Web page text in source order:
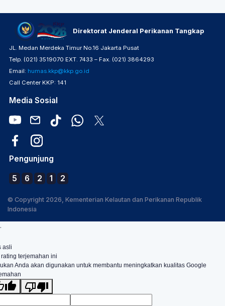
Direktorat Jenderal Perikanan Tangkap
JL. Medan Merdeka Timur No.16 Jakarta Pusat
Telp. (021) 3519070 EXT. 7433 – Fax. (021) 3864293
Email: humas.kkp@kkp.go.id
Call Center KKP: 141
Media Sosial
Pengunjung
5 6 2 1 2
© Copyright 2026, Kementerian Kelautan dan Perikanan Republik
Indonesia
.
asli
terjemahan ini
Anda akan digunakan untuk membantu meningkatkan kualitas Google